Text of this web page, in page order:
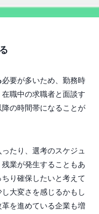
必要が多いため、勤務時
職中の求職者と面談す
の時間帯になることが
たり、選考のスケジュ
業が発生することもあ
り確保したいと考えて
大変さを感じるかもし
を進めている企業も増